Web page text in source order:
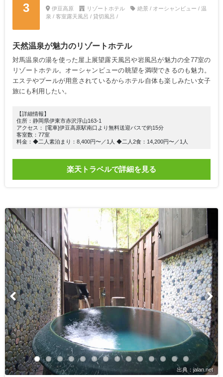
3 伊豆高原 リゾートホテル
絶景 / オーシャンビュー / 温
泉 / 客室露天風呂 / 貸切風呂 /
天然温泉が魅力のリゾートホテル
対馬温泉の湯を使った屋上展望露天風呂や岩風呂が魅力の全77室の
リゾートホテル。オーシャンビューの眺望を満喫できるのも魅力。
エステやプールが用意されているからホテル自体も楽しみたい女子
旅にも利用したい。
【詳細情報】
住所：静岡県伊東市赤沢浮山163-1
アクセス： [電車]伊豆高原駅南口より無料送迎バスで約15分
客室数：77室
料金：◆二人素泊まり：8,400円〜／1人 ◆二人2食：14,200円〜／1人
楽天トラベルで詳細を見る
出典：jalan.net